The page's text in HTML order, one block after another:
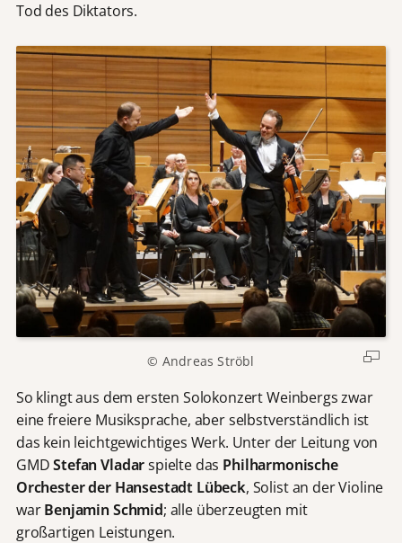
Tod des Diktators.
© Andreas Ströbl
So klingt aus dem ersten Solokonzert Weinbergs zwar
eine freiere Musiksprache, aber selbstverständlich ist
das kein leichtgewichtiges Werk. Unter der Leitung von
GMDStefan Vladarspielte das Philharmonische
Orchester der Hansestadt Lübeck, Solist an der Violine
warBenjamin Schmid; alle überzeugten mit
großartigen Leistungen.